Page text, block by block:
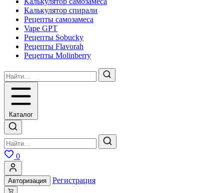
Калькулятор спирали
Рецепты самозамеса
Vape GPT
Рецепты Sobucky
Рецепты Flavorah
Рецепты Molinberry
Каталог
0
Авторизация Регистрация